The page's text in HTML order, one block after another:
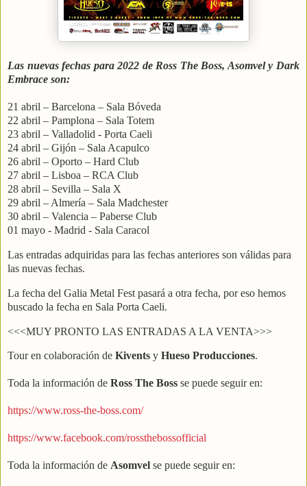
Las nuevas fechas para 2022 de Ross The Boss, Asomvel y Dark
Embrace son:
21 abril – Barcelona – Sala Bóveda
22 abril – Pamplona – Sala Totem
23 abril – Valladolid - Porta Caeli
24 abril – Gijón – Sala Acapulco
26 abril – Oporto – Hard Club
27 abril – Lisboa – RCA Club
28 abril – Sevilla – Sala X
29 abril – Almería – Sala Madchester
30 abril – Valencia – Paberse Club
01 mayo - Madrid - Sala Caracol
Las entradas adquiridas para las fechas anteriores son válidas para
las nuevas fechas.
La fecha del Galia Metal Fest pasará a otra fecha, por eso hemos
buscado la fecha en Sala Porta Caeli.
<<<MUY PRONTO LAS ENTRADAS A LA VENTA>>>
Tour en colaboración de Kivents y Hueso Producciones.
Toda la información de Ross The Boss se puede seguir en:
https://www.ross-the-boss.com/
https://www.facebook.com/rossthebossofficial
Toda la información de Asomvel se puede seguir en: